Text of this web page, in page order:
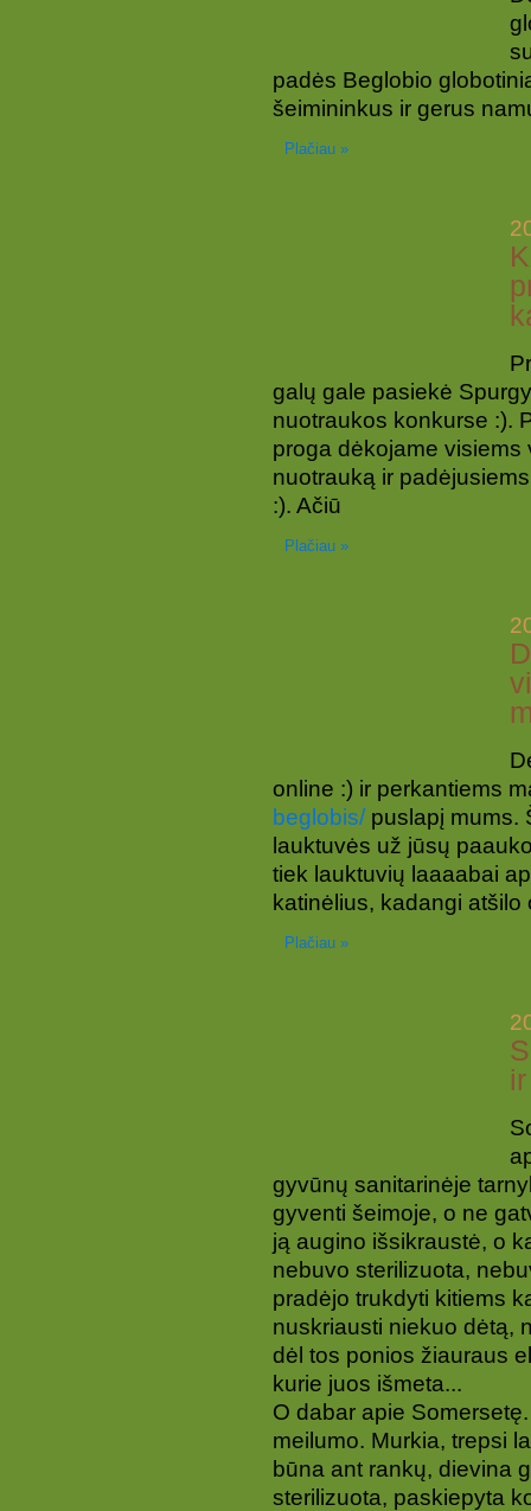
padės Beglobio
šeimininkus ir gerus
Plačiau »
galų gale pasiekė
nuotraukos konkurse :).
proga dėkojame
nuotrauką ir
:). Ačiū
Plačiau »
online :) ir perkantiems
beglobis/puslapį mums.
lauktuvės už jūsų
tiek lauktuvių laaaabai
katinėlius, kadangi
Plačiau »
gyvūnų sanitarinėje
gyventi šeimoje, o ne
ją augino išsikraustė, o
nebuvo sterilizuota,
pradėjo trukdyti kitiems
nuskriausti niekuo dėtą,
dėl tos ponios žiauraus
kurie juos išmeta...
O dabar apie
meilumo. Murkia, trepsi
būna ant rankų, dievina
sterilizuota, paskiepyta